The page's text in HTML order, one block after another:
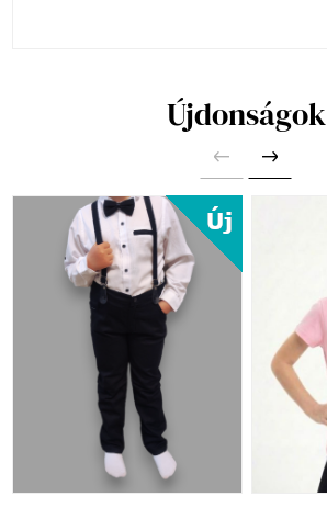
Újdonságok